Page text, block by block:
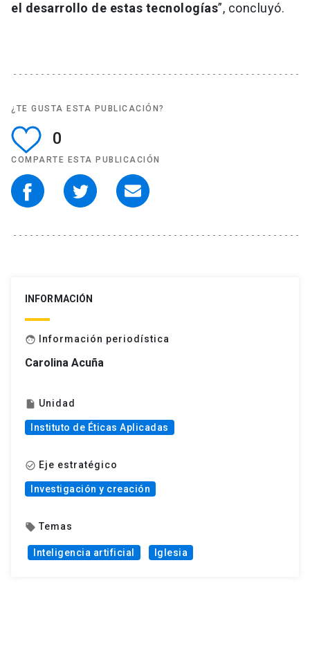
el desarrollo de estas tecnologías”, concluyó.
¿TE GUSTA ESTA PUBLICACIÓN?
0
COMPARTE ESTA PUBLICACIÓN
INFORMACIÓN
face Información periodística
Carolina Acuña
insert_drive_file Unidad
Instituto de Éticas Aplicadas
check_circle_outline Eje estratégico
Investigación y creación
local_offer Temas
Inteligencia artificial Iglesia